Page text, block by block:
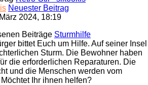
Neuester Beitrag
2024, 18:19
Sturmhilfe
bittet Euch um Hilfe. Auf seiner Insel
Sturm. Die Bewohner haben
die erforderlichen Reparaturen. Die
und die Menschen werden vom
Ihr ihnen helfen?